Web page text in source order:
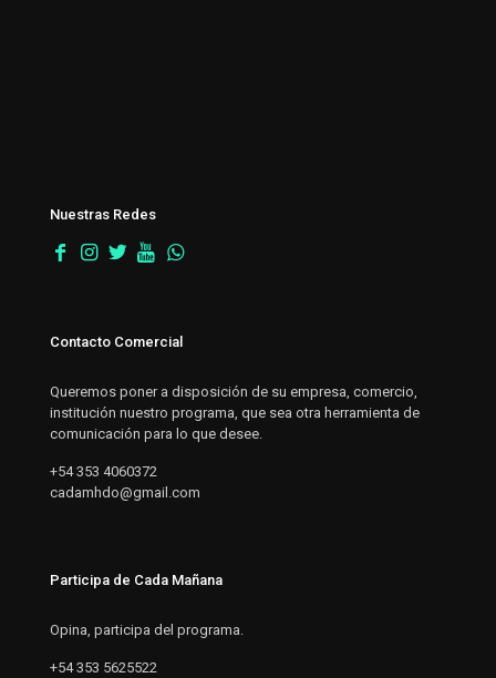
Nuestras Redes
Contacto Comercial
Queremos poner a disposición de su empresa, comercio,
institución nuestro programa, que sea otra herramienta de
comunicación para lo que desee.
+54 353 4060372
cadamhdo@gmail.com
Participa de Cada Mañana
Opina, participa del programa.
+54 353 5625522